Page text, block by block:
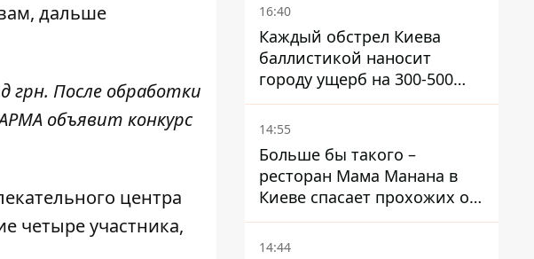
дальше
грн. После обработки
объявит конкурс
центра
четыре участника,
16:40
Каждый обстрел Киева
баллистикой наносит
городу ущерб на 300-500
миллионов - Петр
Пантелеев
14:55
Больше бы такого –
ресторан Мама Манана в
Киеве спасает прохожих от
жары
14:44